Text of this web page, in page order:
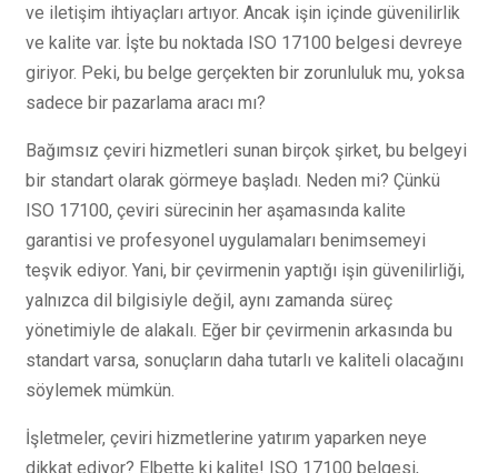
ve iletişim ihtiyaçları artıyor. Ancak işin içinde güvenilirlik
ve kalite var. İşte bu noktada ISO 17100 belgesi devreye
giriyor. Peki, bu belge gerçekten bir zorunluluk mu, yoksa
sadece bir pazarlama aracı mı?
Bağımsız çeviri hizmetleri sunan birçok şirket, bu belgeyi
bir standart olarak görmeye başladı. Neden mi? Çünkü
ISO 17100, çeviri sürecinin her aşamasında kalite
garantisi ve profesyonel uygulamaları benimsemeyi
teşvik ediyor. Yani, bir çevirmenin yaptığı işin güvenilirliği,
yalnızca dil bilgisiyle değil, aynı zamanda süreç
yönetimiyle de alakalı. Eğer bir çevirmenin arkasında bu
standart varsa, sonuçların daha tutarlı ve kaliteli olacağını
söylemek mümkün.
İşletmeler, çeviri hizmetlerine yatırım yaparken neye
dikkat ediyor? Elbette ki kalite! ISO 17100 belgesi,